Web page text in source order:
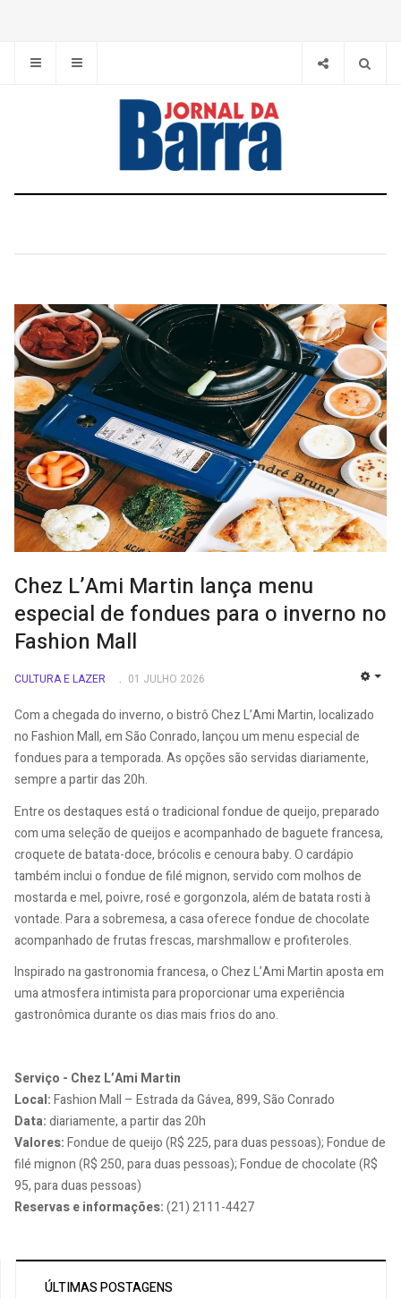
Chez L’Ami Martin lança menu
especial de fondues para o inverno no
Fashion Mall
CULTURA E LAZER 01 JULHO 2026
Com a chegada do inverno, o bistrô Chez L’Ami Martin, localizado
no Fashion Mall, em São Conrado, lançou um menu especial de
fondues para a temporada. As opções são servidas diariamente,
sempre a partir das 20h.
Entre os destaques está o tradicional fondue de queijo, preparado
com uma seleção de queijos e acompanhado de baguete francesa,
croquete de batata-doce, brócolis e cenoura baby. O cardápio
também inclui o fondue de filé mignon, servido com molhos de
mostarda e mel, poivre, rosé e gorgonzola, além de batata rosti à
vontade. Para a sobremesa, a casa oferece fondue de chocolate
acompanhado de frutas frescas, marshmallow e profiteroles.
Inspirado na gastronomia francesa, o Chez L’Ami Martin aposta em
uma atmosfera intimista para proporcionar uma experiência
gastronômica durante os dias mais frios do ano.
Serviço - Chez L’Ami Martin
Local:Fashion Mall – Estrada da Gávea, 899, São Conrado
Data:diariamente, a partir das 20h
Valores:Fondue de queijo (R$ 225, para duas pessoas); Fondue de
filé mignon (R$ 250, para duas pessoas); Fondue de chocolate (R$
95, para duas pessoas)
Reservas e informações:(21) 2111-4427
ÚLTIMAS POSTAGENS